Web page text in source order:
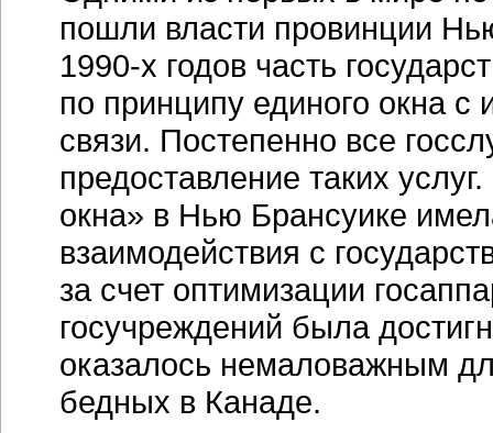
пошли власти провинции
1990-х годов часть
по принципу единого окна с
связи. Постепенно все
предоставление таких
окна» в Нью Брансуике
взаимодействия с
за счет оптимизации
госучреждений была
оказалось немаловажным
бедных в Канаде.